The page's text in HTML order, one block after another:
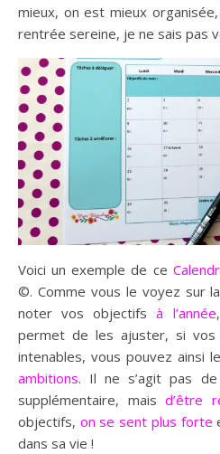
mieux, on est mieux organisée,
rentrée sereine, je ne sais pas
Voici un exemple de ce
©. Comme vous le voyez sur
noter vos objectifsà l’année
permet de les ajuster, si vos
intenables, vous pouvez ainsi
ambitions. Il ne s’agit pas
supplémentaire, maisd’être
objectifs, on se sent plus forte
dans sa vie !